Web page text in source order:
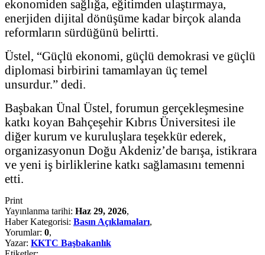
ekonomiden sağlığa, eğitimden ulaştırmaya,
enerjiden dijital dönüşüme kadar birçok alanda
reformların sürdüğünü belirtti.
Üstel, “Güçlü ekonomi, güçlü demokrasi ve güçlü
diplomasi birbirini tamamlayan üç temel
unsurdur.” dedi.
Başbakan Ünal Üstel, forumun gerçekleşmesine
katkı koyan Bahçeşehir Kıbrıs Üniversitesi ile
diğer kurum ve kuruluşlara teşekkür ederek,
organizasyonun Doğu Akdeniz’de barışa, istikrara
ve yeni iş birliklerine katkı sağlamasını temenni
etti.
Print
Yayınlanma tarihi: Haz 29, 2026,
Haber Kategorisi: Basın Açıklamaları,
Yorumlar: 0,
Yazar: KKTC Başbakanlık